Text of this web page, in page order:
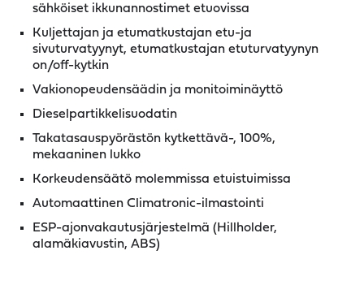
sähköiset ikkunannostimet etuovissa
Kuljettajan ja etumatkustajan etu-ja
sivuturvatyynyt, etumatkustajan etuturvatyynyn
on/off-kytkin
Vakionopeudensäädin ja monitoiminäyttö
Dieselpartikkelisuodatin
Takatasauspyörästön kytkettävä-, 100%,
mekaaninen lukko
Korkeudensäätö molemmissa etuistuimissa
Automaattinen Climatronic-ilmastointi
ESP-ajonvakautusjärjestelmä (Hillholder,
alamäkiavustin, ABS)